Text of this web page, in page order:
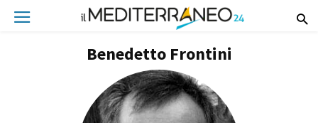
Benedetto Frontini